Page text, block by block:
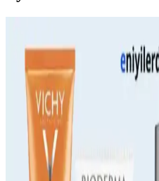
Yaz Ayları İçin Suya
Seçimi ve Kullanımı
Yaz aylarında suya dayanıklı
aktif yaşam tarzına uygun uzun
formül özellikleriyle doğru seçim
Yüksek Koruma ve Leke
Cilt Sağlığını Koruyan
Yüksek SPF ve antioksidan